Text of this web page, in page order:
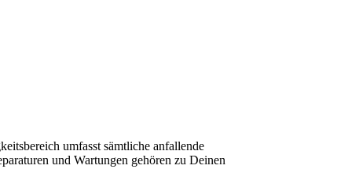
umfasst sämtliche anfallende
und Wartungen gehören zu Deinen